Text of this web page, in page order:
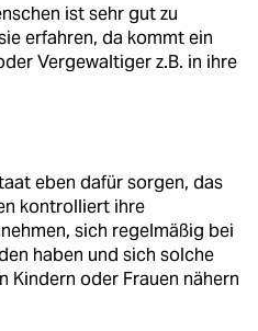
ist sehr gut zu
erfahren, da kommt ein
Vergewaltiger z.B. in ihre
eben dafür sorgen, das
kontrolliert ihre
sich regelmäßig bei
haben und sich solche
Kindern oder Frauen nähern